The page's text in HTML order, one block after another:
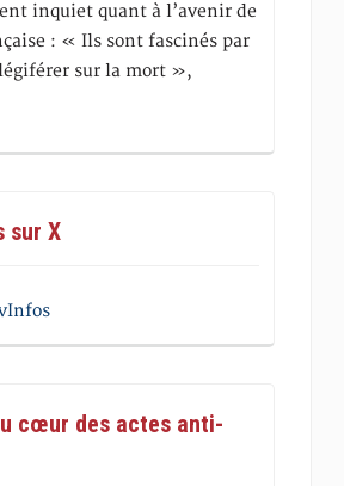
inquiet quant à l’avenir de
: « Ils sont fascinés par
sur la mort »,
sur X
cœur des actes anti-